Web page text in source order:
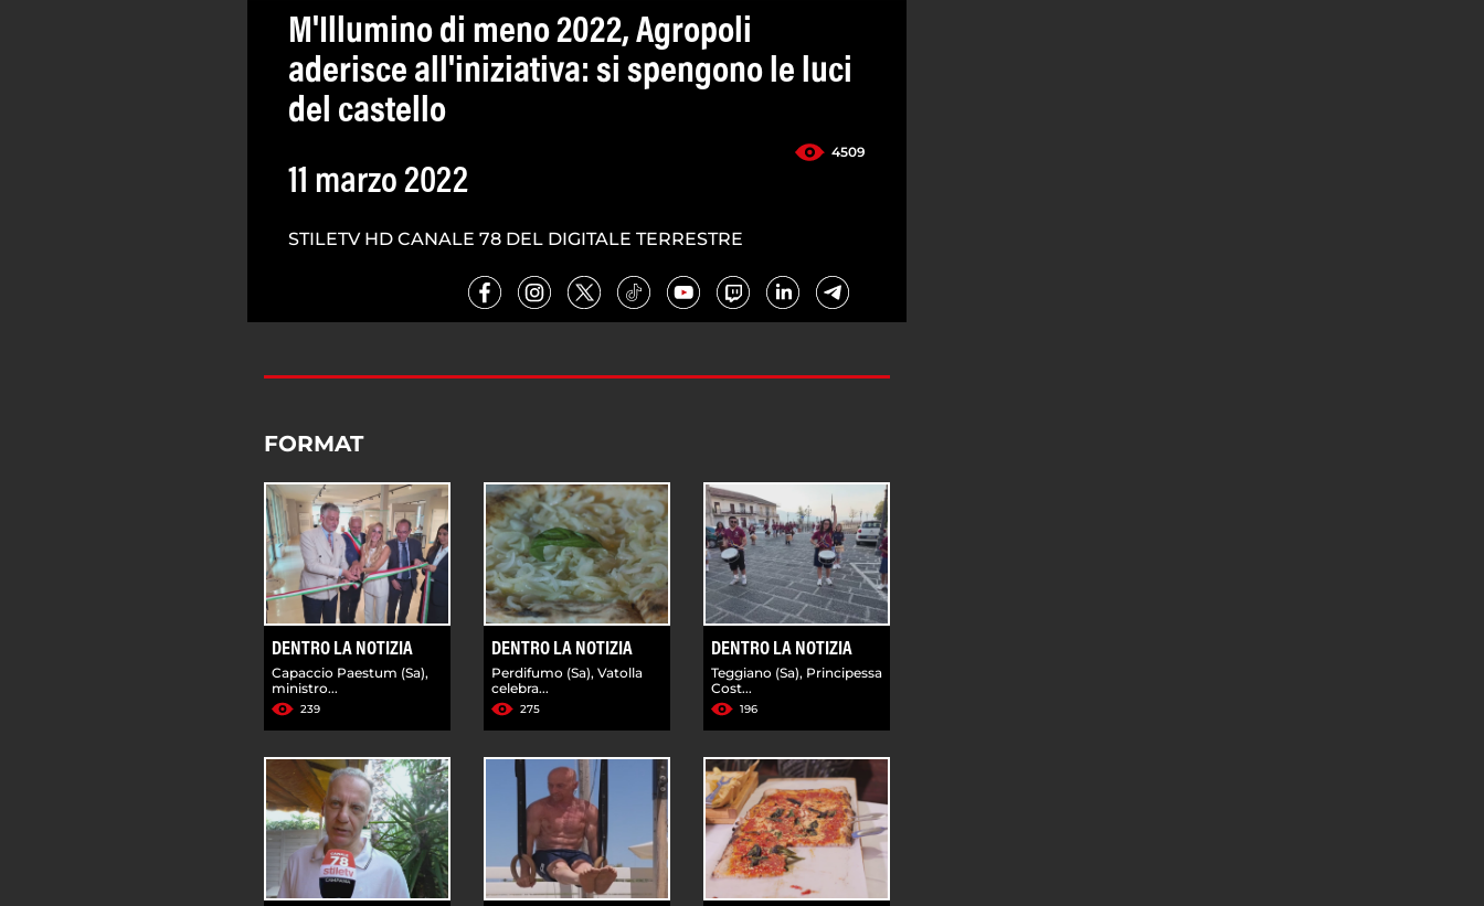
M'Illumino di meno 2022, Agropoli
aderisce all'iniziativa: si spengono le luci
del castello
4509
11 marzo 2022
STILETV HD CANALE 78 DEL DIGITALE TERRESTRE
FORMAT
DENTRO LA NOTIZIA
Capaccio Paestum (Sa),
ministro...
239
DENTRO LA NOTIZIA
Perdifumo (Sa), Vatolla
celebra...
275
DENTRO LA NOTIZIA
Teggiano (Sa), Principessa
Cost...
196